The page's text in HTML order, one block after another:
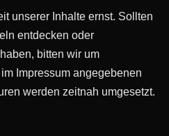
unserer Inhalte ernst. Sollten
entdecken oder
bitten wir um
Impressum angegebenen
werden zeitnah umgesetzt.